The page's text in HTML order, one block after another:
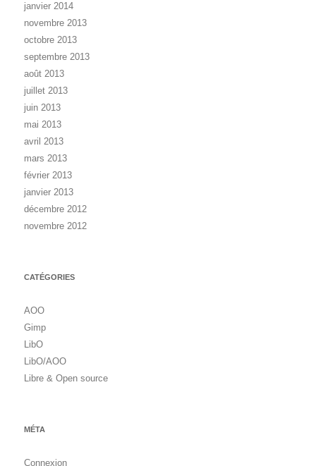
janvier 2014
novembre 2013
octobre 2013
septembre 2013
août 2013
juillet 2013
juin 2013
mai 2013
avril 2013
mars 2013
février 2013
janvier 2013
décembre 2012
novembre 2012
CATÉGORIES
AOO
Gimp
LibO
LibO/AOO
Libre & Open source
MÉTA
Connexion